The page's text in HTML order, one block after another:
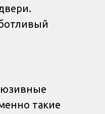
такие